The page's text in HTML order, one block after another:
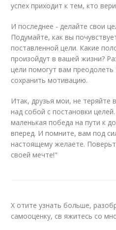
успех приходит к тем, кто
И последнее - делайте свои
Подумайте, как вы
поставленной цели. Какие
произойдут в вашей жизни?
цели помогут вам преодолеть
сохранить мотивацию.
Итак, друзья мои, не теряйте
над собой с постановки
маленькая победа на пути к
вперед. И помните, вам под
настоящему желаете.
своей мечте!"
Х отите узнать больше,
самооценку, св яжитесь со